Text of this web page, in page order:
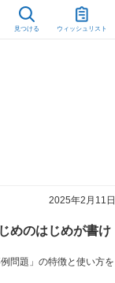
見つける ウィッシュリスト
2025年2月11日
めのはじめが書け
問題」の特徴と使い方を